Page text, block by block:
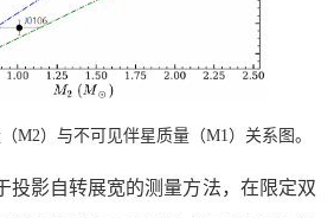
M2）与不可见伴星质量（M1）关系图。
投影自转展宽的测量方法，在限定双